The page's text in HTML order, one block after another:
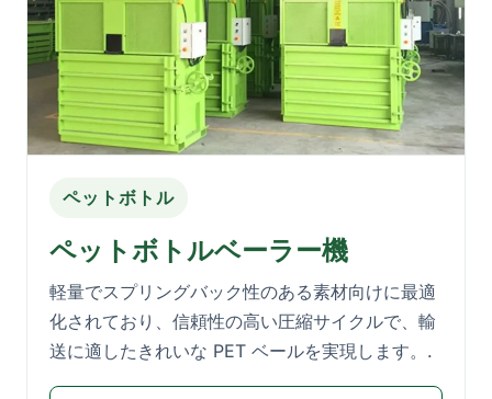
ペットボトル
ペットボトルベーラー機
軽量でスプリングバック性のある素材向けに最適
化されており、信頼性の高い圧縮サイクルで、輸
送に適したきれいな PET ベールを実現します。.